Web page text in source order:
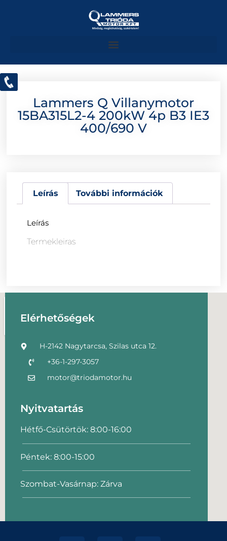
Lammers Q Villanymotor
15BA315L2-4 200kW 4p B3 IE3
400/690 V
Leírás További információk
Leírás
Termekleiras
Elérhetőségek
H-2142 Nagytarcsa, Szilas utca 12.
+36-1-297-3057
motor@triodamotor.hu
Nyitvatartás
Hétfő-Csütörtök: 8:00-16:00
Péntek: 8:00-15:00
Szombat-Vasárnap: Zárva